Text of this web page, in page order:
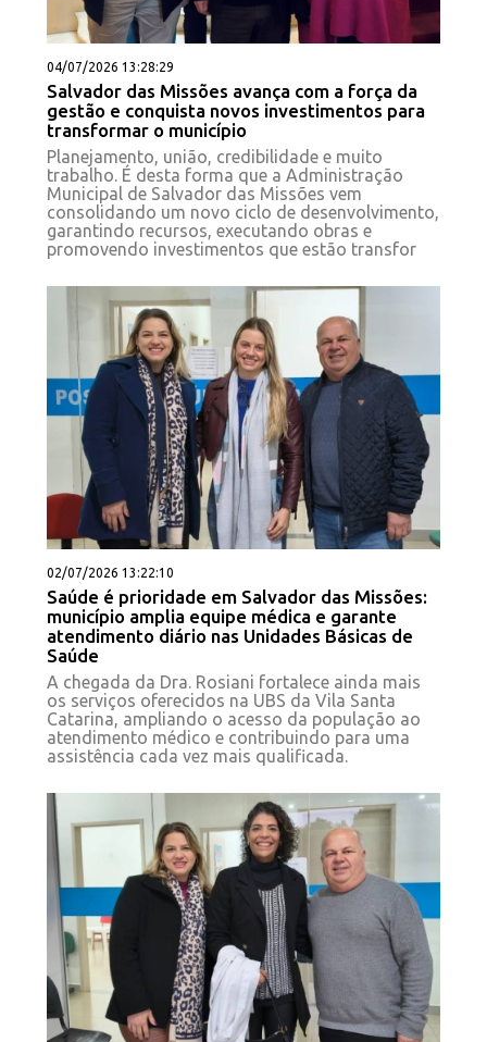
04/07/2026 13:28:29
Salvador das Missões avança com a força da
gestão e conquista novos investimentos para
transformar o município
Planejamento, união, credibilidade e muito
trabalho. É desta forma que a Administração
Municipal de Salvador das Missões vem
consolidando um novo ciclo de desenvolvimento,
garantindo recursos, executando obras e
promovendo investimentos que estão transfor
02/07/2026 13:22:10
Saúde é prioridade em Salvador das Missões:
município amplia equipe médica e garante
atendimento diário nas Unidades Básicas de
Saúde
A chegada da Dra. Rosiani fortalece ainda mais
os serviços oferecidos na UBS da Vila Santa
Catarina, ampliando o acesso da população ao
atendimento médico e contribuindo para uma
assistência cada vez mais qualificada.